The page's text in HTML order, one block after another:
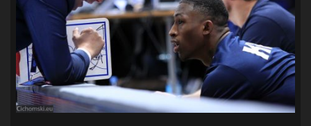
SANDRA SPA POGOŃ SZCZECIN(100) SIEDLECKA(63)
SPARING (110) SPR POGOŃ SZCZECIN (72)
SPÓJNIA STARGARD(35) STOCZNIA SZCZECIN
SUPERLIGA KOBIET(58) SUPERLIGA MĘŻCZYZN (92)
TAURON LIGA KOBIET TENIS(26) TREFL SOPOT(26)
WYGRANA(43) ZAGŁĘBIE LUBIN(36) ŚLĄSK WROCŁAW(29)